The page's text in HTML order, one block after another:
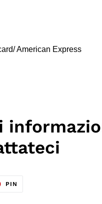
American Express
PIN